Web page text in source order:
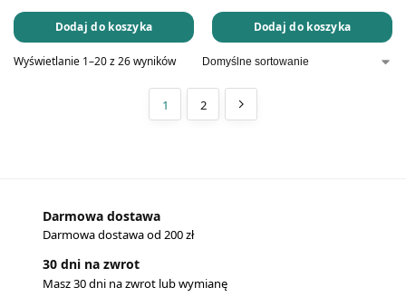
Dodaj do koszyka Dodaj do koszyka
Wyświetlanie 1–20 z 26 wyników
1 2
Darmowa dostawa
Darmowa dostawa od 200 zł
30 dni na zwrot
Masz 30 dni na zwrot lub wymianę